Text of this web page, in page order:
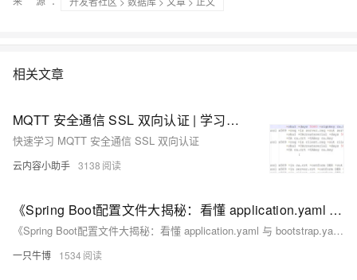
相关文章
MQTT 安全通信 SSL 双向认证 | 学习笔记
快速学习 MQTT 安全通信 SSL 双向认证
云内容小助手 3138
《Spring Boot配置文件大揭秘：看懂 application.yaml 与 bootstrap.yaml 的不同》
《Spring Boot配置文件大揭秘：看懂 application.yaml 与 bootstrap.yaml 的不同》
一只牛博 1534